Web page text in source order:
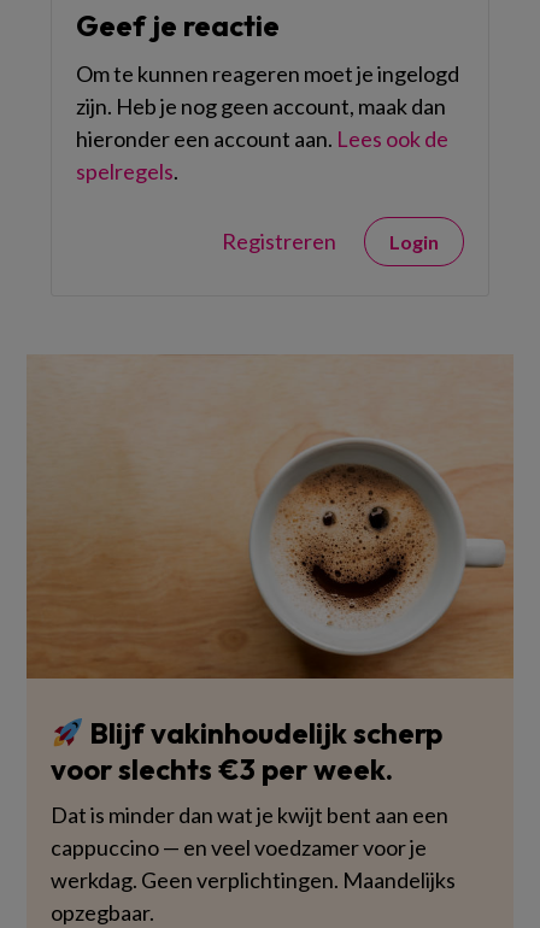
Geef je reactie
Om te kunnen reageren moet je ingelogd
zijn. Heb je nog geen account, maak dan
hieronder een account aan. Lees ook de
spelregels.
Registreren Login
Blijf vakinhoudelijk scherp
voor slechts €3 per week.
Dat is minder dan wat je kwijt bent aan een
cappuccino — en veel voedzamer voor je
werkdag. Geen verplichtingen. Maandelijks
opzegbaar.